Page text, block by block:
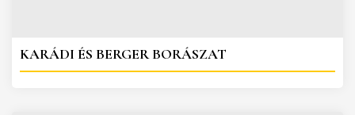
KARÁDI ÉS BERGER BORÁSZAT